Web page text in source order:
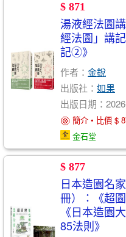
$ 871
湯液經法圖
經法圖」講
記②》
作者： 金銳
出版社： 如果
出版日期：
簡介 • 比價 $
金石堂
$ 877
日本造園名
冊）：《超
《日本造園
85法則》